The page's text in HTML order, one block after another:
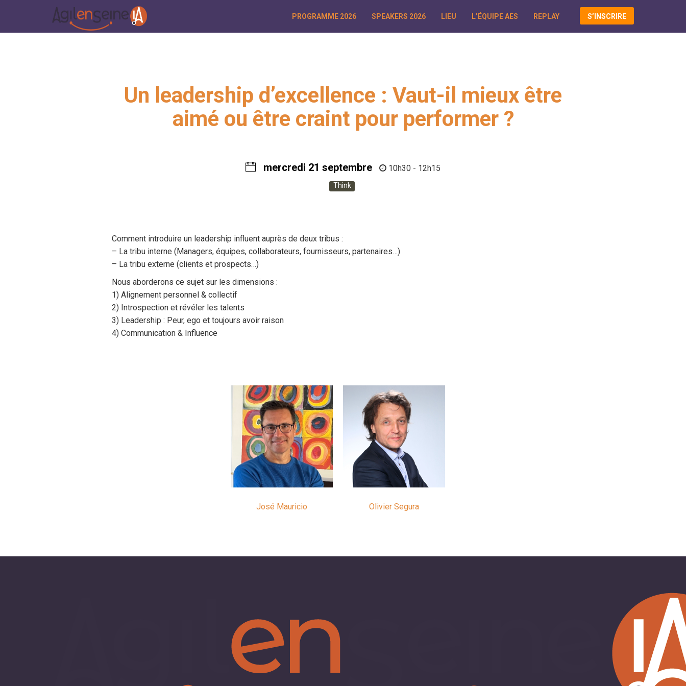
PROGRAMME 2026 SPEAKERS 2026 LIEU L’ÉQUIPE AES REPLAY S’INSCRIRE
Un leadership d’excellence : Vaut-il mieux être
aimé ou être craint pour performer ?
mercredi 21 septembre 10h30 - 12h15
Think
Comment introduire un leadership influent auprès de deux tribus :
– La tribu interne (Managers, équipes, collaborateurs, fournisseurs, partenaires…)
– La tribu externe (clients et prospects…)
Nous aborderons ce sujet sur les dimensions :
1) Alignement personnel & collectif
2) Introspection et révéler les talents
3) Leadership : Peur, ego et toujours avoir raison
4) Communication & Influence
José Mauricio Olivier Segura